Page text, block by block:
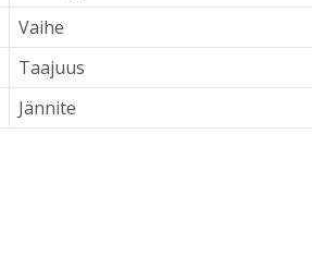
Vaihe
Taajuus
Jännite